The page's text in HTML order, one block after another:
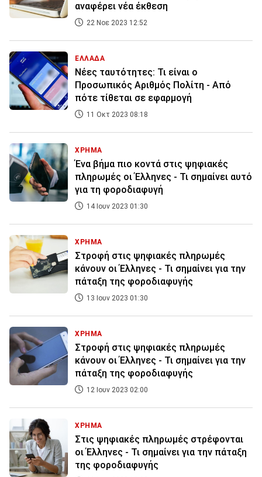
αναφέρει νέα έκθεση
22 Νοε 2023 12:52
ΕΛΛΑΔΑ
Νέες ταυτότητες: Τι είναι ο
Προσωπικός Αριθμός Πολίτη - Από
πότε τίθεται σε εφαρμογή
11 Οκτ 2023 08:18
ΧΡΗΜΑ
Ένα βήμα πιο κοντά στις ψηφιακές
πληρωμές οι Έλληνες - Τι σημαίνει αυτό
για τη φοροδιαφυγή
14 Ιουν 2023 01:30
ΧΡΗΜΑ
Στροφή στις ψηφιακές πληρωμές
κάνουν οι Έλληνες - Τι σημαίνει για την
πάταξη της φοροδιαφυγής
13 Ιουν 2023 01:30
ΧΡΗΜΑ
Στροφή στις ψηφιακές πληρωμές
κάνουν οι Έλληνες - Τι σημαίνει για την
πάταξη της φοροδιαφυγής
12 Ιουν 2023 02:00
ΧΡΗΜΑ
Στις ψηφιακές πληρωμές στρέφονται
οι Έλληνες - Τι σημαίνει για την πάταξη
της φοροδιαφυγής